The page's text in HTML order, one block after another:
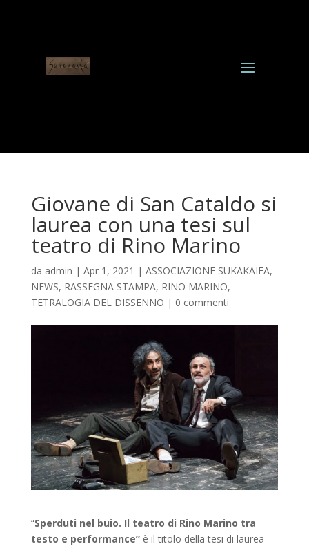
Giovane di San Cataldo si
laurea con una tesi sul
teatro di Rino Marino
da admin | Apr 1, 2021 | ASSOCIAZIONE SUKAKAIFA,
NEWS, RASSEGNA STAMPA, RINO MARINO,
TETRALOGIA DEL DISSENNO | 0 commenti
“Sperduti nel buio. Il teatro di Rino Marino tra
testo e performance”è il titolo della tesi di laurea